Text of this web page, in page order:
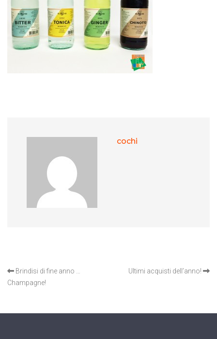
cochi
Brindisi di fine anno …
Champagne!
Ultimi acquisti dell’anno!